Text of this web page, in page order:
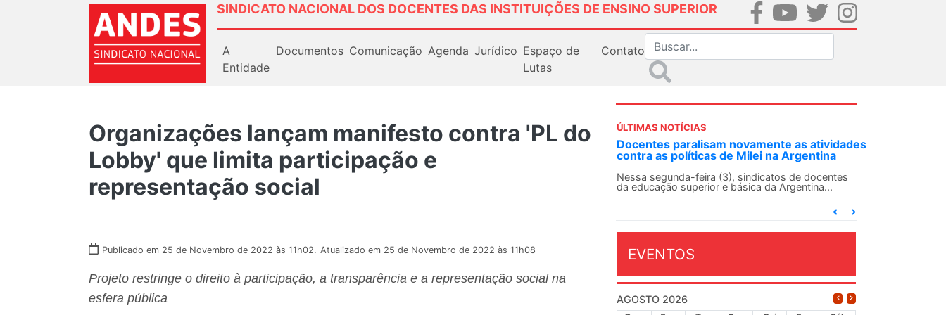
SINDICATO NACIONAL DOS DOCENTES DAS INSTITUIÇÕES DE ENSINO SUPERIOR
A
Entidade
Documentos Comunicação Agenda Jurídico Espaço de
Lutas
Contato
Organizações lançam manifesto contra 'PL do
Lobby' que limita participação e
representação social
Publicado em 25 de Novembro de 2022 às 11h02. Atualizado em 25 de Novembro de 2022 às 11h08
Projeto restringe o direito à participação, a transparência e a representação social na
esfera pública
ÚLTIMAS NOTÍCIAS
ANDES-SN convoca docentes para Dia de
Solidariedade Internacionalista com Cuba em
13 de agosto
O ANDES-SN conclama suas seções sindicais e o
EVENTOS